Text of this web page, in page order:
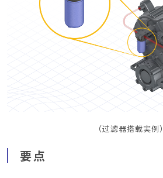
（过滤器搭载実例）
要点